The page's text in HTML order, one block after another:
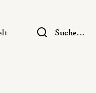
— UntermenüSuche...